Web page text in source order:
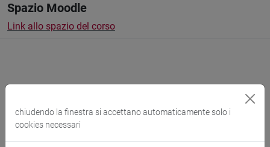
Spazio Moodle
Link allo spazio del corso
Docenti e corsi di laurea
chiudendo la finestra si accettano automaticamente solo i
cookies necessari